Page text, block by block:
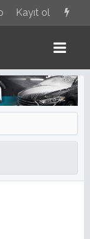
Kayıt ol